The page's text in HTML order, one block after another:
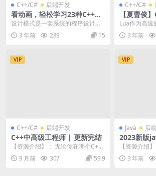
C++/C# 后端开发
看动画，轻松学习23种C++设
计模式 | 更新完结
设计模式是一套系统的程序设计思
维和方法，和算法一样，设计程序
的思维也是永远不会过...
3 年前 289 15
C++/C#
【夏曹俊
程实战
Lua作为高速
调试，可以
写的逻辑互
3 年前
VIP
C++/C# 后端开发
C++中高级工程师 | 更新完结
【资源介绍】： 无论你在哪个C+
+领域，越早提升高阶能力，职业发
展越好 以工程实...
9 月前 307 59.9
VIP
Java 后
2023新版
程，零基
战
【资源介绍
程序员迈向
之一，专...
3 年前